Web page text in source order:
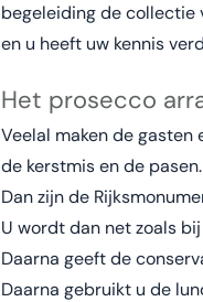
begeleiding de collectie
en u heeft uw kennis
Het prosecco
Veelal maken de
de kerstmis en de pasen.
Dan zijn de
U wordt dan net zoals
Daarna geeft de
Daarna gebruikt u de